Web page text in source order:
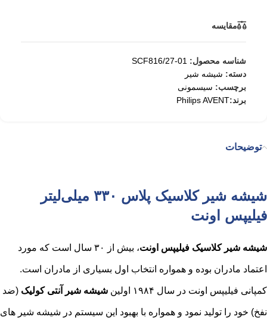
مقایسه
شناسه محصول: SCF816/27-01
دسته: شیشه شیر
برچسب: سیسمونی
برند:Philips AVENT
توضیحات
شیشه شیر کلاسیک پلاس ۳۳۰ میلی‌لیتر
فیلیپس اونت
شیشه شیر کلاسیک فیلیپس اونت ، بیش از ۳۰ سال است که مورد
اعتماد مادران بوده و همواره انتخاب اول بسیاری از مادران است.
کمپانی فیلیپس اونت در سال ۱۹۸۴ اولین شیشه شیر آنتی کولیک (ضد
نفخ) خود را تولید نمود و همواره با بهبود این سیستم در شیشه شیر های